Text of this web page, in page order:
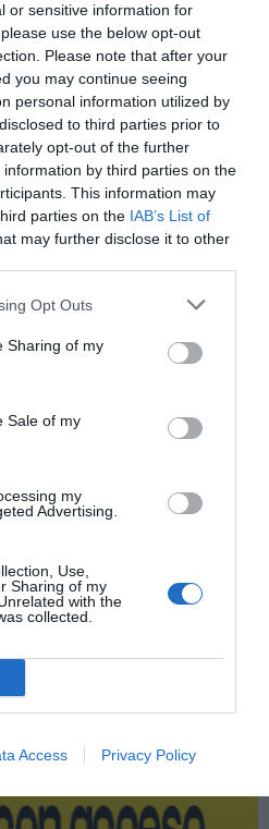
or sensitive information for
use the below opt-out
Please note that after your
you may continue seeing
personal information utilized by
to third parties prior to
opt-out of the further
by third parties on the
This information may
parties on the IAB’s List of
may further disclose it to other
Opt Outs
Sharing of my
Sale of my
my
Advertising.
Use,
Sharing of my
with the
collected.
Access Privacy Policy
ACB y Primera FEB.
la asistencia a
de entretenimiento y
más de 25.000 contratos
español y otros 7.000
y norteamericanas de
por competición,
categorías de producto y
de cada acuerdo. Si
contacta con nosotros a
últimas noticias de actualidad.
ACTIVAR AHORA